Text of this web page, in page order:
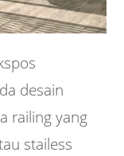
desain
railing yang
stailess